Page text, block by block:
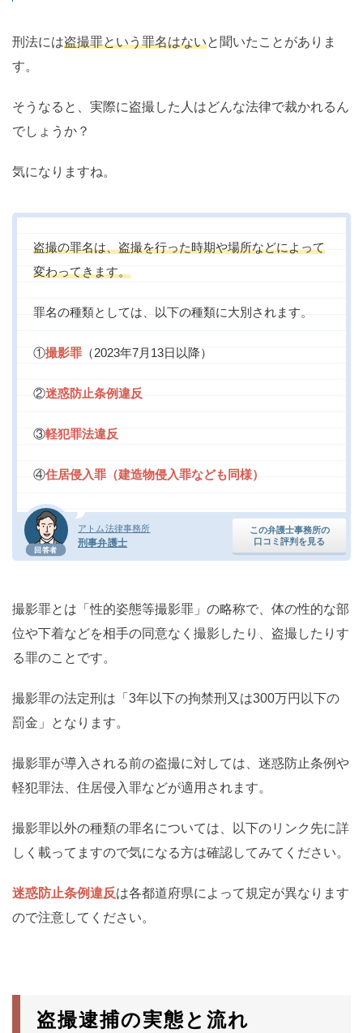
刑法には盗撮罪という罪名はないと聞いたことがありま
す。
そうなると、実際に盗撮した人はどんな法律で裁かれるん
でしょうか？
気になりますね。
回答者
アトム法律事務所
刑事弁護士
この弁護士事務所の
口コミ評判を見る
盗撮の罪名は、盗撮を行った時期や場所などによって
変わってきます。
罪名の種類としては、以下の種類に大別されます。
①撮影罪 （2023年7月13日以降）
②迷惑防止条例違反
③軽犯罪法違反
④住居侵入罪（建造物侵入罪なども同様）
撮影罪とは「性的姿態等撮影罪」の略称で、体の性的な部
位や下着などを相手の同意なく撮影したり、盗撮したりす
る罪のことです。
撮影罪の法定刑は「3年以下の拘禁刑又は300万円以下の
罰金」となります。
撮影罪が導入される前の盗撮に対しては、迷惑防止条例や
軽犯罪法、住居侵入罪などが適用されます。
撮影罪以外の種類の罪名については、以下のリンク先に詳
しく載ってますので気になる方は確認してみてください。
迷惑防止条例違反は各都道府県によって規定が異なります
ので注意してください。
盗撮逮捕の実態と流れ